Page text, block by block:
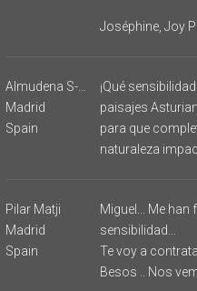
Joséphine, Joy
Madrid
Spain
¡Qué
paisajes
para que
naturaleza
Pilar Matji
Madrid
Spain
Miguel... Me
sensibilidad...
Te voy a
Besos .. Nos